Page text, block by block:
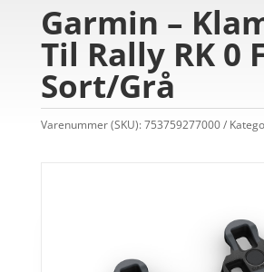
Garmin –
Til Rally RK 0
Sort/Grå
Varenummer (SKU):753759277000